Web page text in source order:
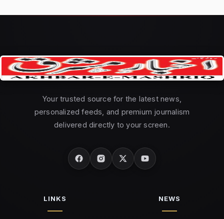
Your trusted source for the latest news,
personalized feeds, and premium journalism
delivered directly to your screen.
LINKS NEWS